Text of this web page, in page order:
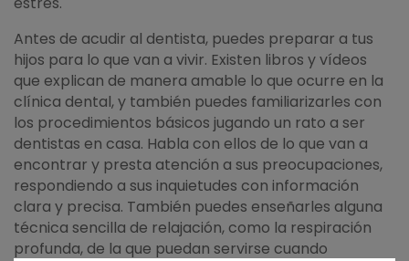
Antes de acudir al dentista, puedes preparar a tus
hijos para lo que van a vivir. Existen libros y vídeos
que explican de manera amable lo que ocurre en la
clínica dental, y también puedes familiarizarles con
los procedimientos básicos jugando un rato a ser
dentistas en casa. Habla con ellos de lo que van a
encontrar y presta atención a sus preocupaciones,
respondiendo a sus inquietudes con información
clara y precisa. También puedes enseñarles alguna
técnica sencilla de relajación, como la respiración
profunda, de la que puedan servirse cuando